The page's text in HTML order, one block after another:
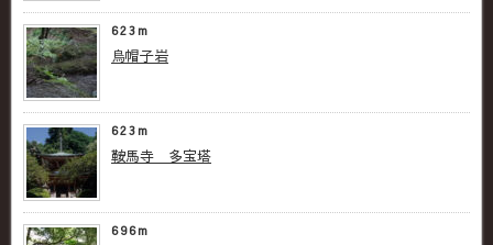
623m
烏帽子岩
623m
鞍馬寺 多宝塔
696m